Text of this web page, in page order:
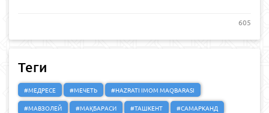
605
Теги
#МЕДРЕСЕ #МЕЧЕТЬ
#HAZRATI IMOM MAQBARASI
#МАВЗОЛЕЙ
#МАҚБАРАСИ #ТАШКЕНТ
#САМАРКАНД